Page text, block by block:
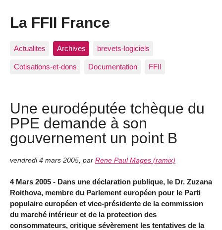
La FFII France
Actualites Archives brevets-logiciels
Cotisations-et-dons Documentation FFII
Une eurodéputée tchèque du
PPE demande à son
gouvernement un point B
vendredi 4 mars 2005 par Rene Paul Mages (ramix)
4 Mars 2005 - Dans une déclaration publique, le Dr. Zuzana
Roithova, membre du Parlement européen pour le Parti
populaire européen et vice-présidente de la commission
du marché intérieur et de la protection des
consommateurs, critique sévèrement les tentatives de la